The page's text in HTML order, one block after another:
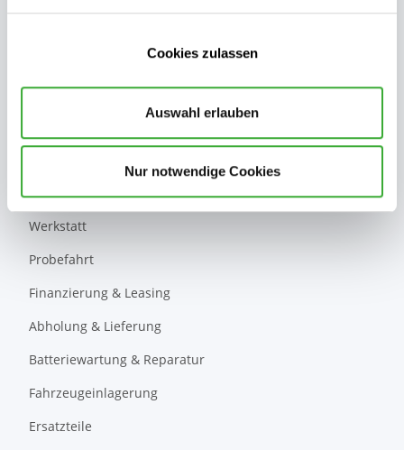
Cookies zulassen
Auswahl erlauben
Nur notwendige Cookies
E-PKW
Verkauf
Werkstatt
Probefahrt
Finanzierung & Leasing
Abholung & Lieferung
Batteriewartung & Reparatur
Fahrzeugeinlagerung
Ersatzteile